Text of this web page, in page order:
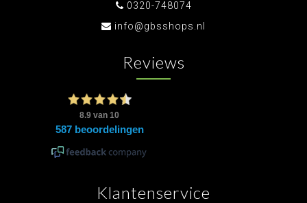
0320-748074
info@gbsshops.nl
Reviews
Klantenservice